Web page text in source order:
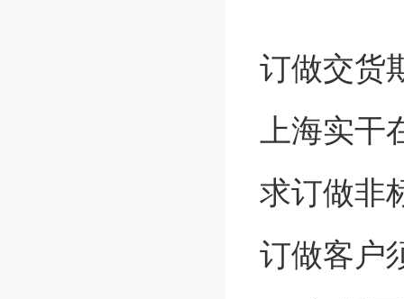
订做交货
上海实干
求订做非
订做客户